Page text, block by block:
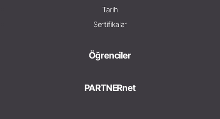
Tarih
Sertifikalar
Öğrenciler
PARTNERnet